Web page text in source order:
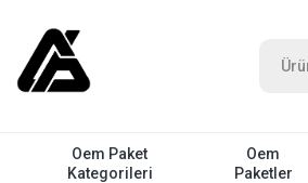
Oem Paket
Kategorileri
Oem
Paketler